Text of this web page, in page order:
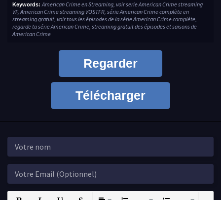
Keywords: American Crime en Streaming, voir serie American Crime streaming
VF, American Crime streaming VOSTFR, série American Crime complète en
streaming gratuit, voir tous les épisodes de la série American Crime complète,
regarde ta série American Crime, streaming gratuit des épisodes et saisons de
American Crime
Regarder
Télécharger